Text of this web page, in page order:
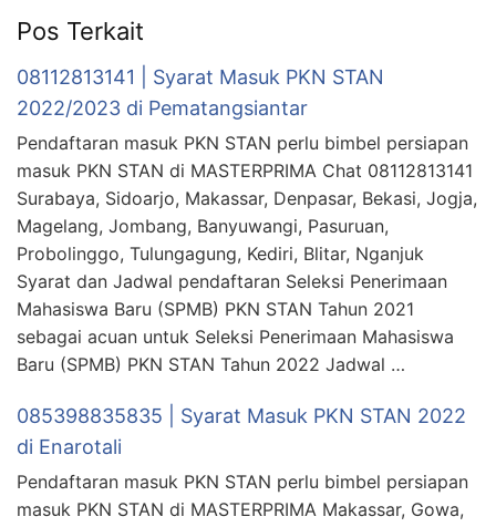
Pos Terkait
08112813141 | Syarat Masuk PKN STAN
2022/2023 di Pematangsiantar
Pendaftaran masuk PKN STAN perlu bimbel persiapan
masuk PKN STAN di MASTERPRIMA Chat 08112813141
Surabaya, Sidoarjo, Makassar, Denpasar, Bekasi, Jogja,
Magelang, Jombang, Banyuwangi, Pasuruan,
Probolinggo, Tulungagung, Kediri, Blitar, Nganjuk
Syarat dan Jadwal pendaftaran Seleksi Penerimaan
Mahasiswa Baru (SPMB) PKN STAN Tahun 2021
sebagai acuan untuk Seleksi Penerimaan Mahasiswa
Baru (SPMB) PKN STAN Tahun 2022 Jadwal …
085398835835 | Syarat Masuk PKN STAN 2022
di Enarotali
Pendaftaran masuk PKN STAN perlu bimbel persiapan
masuk PKN STAN di MASTERPRIMA Makassar, Gowa,